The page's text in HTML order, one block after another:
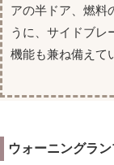
アの半ドア、燃料
うに、サイドブレ
機能も兼ね備えて
ウォーニングラン